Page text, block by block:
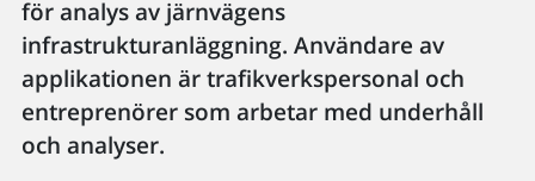
för analys av järnvägens
infrastrukturanläggning. Användare av
applikationen är trafikverkspersonal och
entreprenörer som arbetar med underhåll
och analyser.